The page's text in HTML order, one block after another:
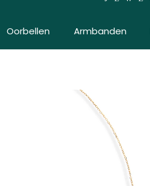
Oorbellen Armbanden